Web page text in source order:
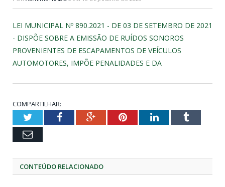
LEI MUNICIPAL Nº 890.2021 - DE 03 DE SETEMBRO DE 2021
- DISPÕE SOBRE A EMISSÃO DE RUÍDOS SONOROS
PROVENIENTES DE ESCAPAMENTOS DE VEÍCULOS
AUTOMOTORES, IMPÕE PENALIDADES E DA
COMPARTILHAR:
TwitterFacebookGoogle+PinterestLinkedInTumblr
Email
CONTEÚDO RELACIONADO